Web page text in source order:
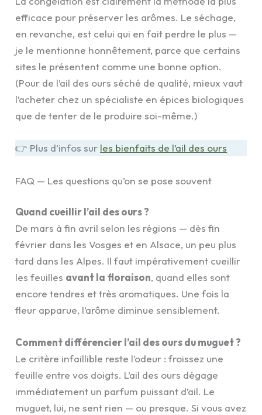
efficace pour préserver les arômes. Le séchage,
en revanche, est celui qui en fait perdre le plus —
je le mentionne honnêtement, parce que certains
sites le présentent comme une bonne option.
(Pour de l’ail des ours séché de qualité, mieux vaut
l’acheter chez un spécialiste en épices biologiques
que de tenter de le produire soi-même.)
👉 Plus d’infos sur les bienfaits de l’ail des ours
FAQ — Les questions qu’on se pose souvent
Quand cueillir l’ail des ours ?
De mars à fin avril selon les régions — dès fin
février dans les Vosges et en Alsace, un peu plus
tard dans les Alpes. Il faut impérativement cueillir
les feuilles avant la floraison, quand elles sont
encore tendres et très aromatiques. Une fois la
fleur apparue, l’arôme diminue sensiblement.
Comment différencier l’ail des ours du muguet ?
Le critère infaillible reste l’odeur : froissez une
feuille entre vos doigts. L’ail des ours dégage
immédiatement un parfum puissant d’ail. Le
muguet, lui, ne sent rien — ou presque. Si vous avez